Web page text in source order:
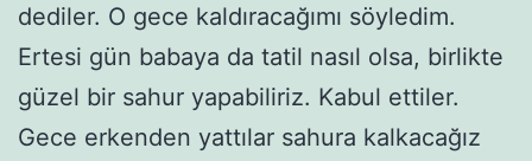
dediler. O gece kaldıracağımı söyledim.
Ertesi gün babaya da tatil nasıl olsa, birlikte
güzel bir sahur yapabiliriz. Kabul ettiler.
Gece erkenden yattılar sahura kalkacağız